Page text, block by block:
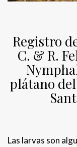
Registro
C. & R.
plátano
Las larvas son